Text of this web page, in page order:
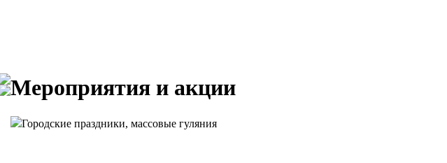
Мероприятия и акции
Городские праздники, массовые гуляния